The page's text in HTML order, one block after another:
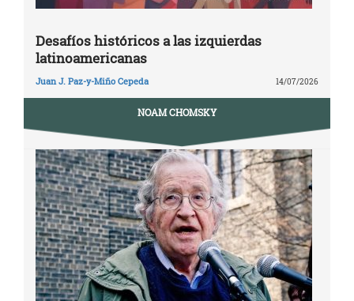
Desafíos históricos a las izquierdas
latinoamericanas
Juan J. Paz-y-Miño Cepeda 14/07/2026
NOAM CHOMSKY